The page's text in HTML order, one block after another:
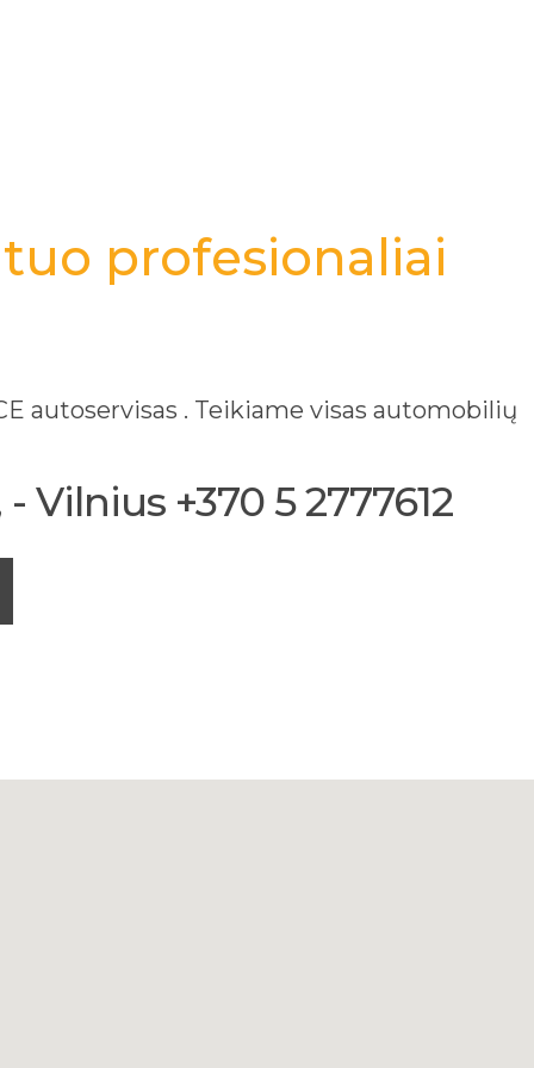
tuo profesionaliai
autoservisas . Teikiame visas automobilių
Vilnius +370 5 2777612